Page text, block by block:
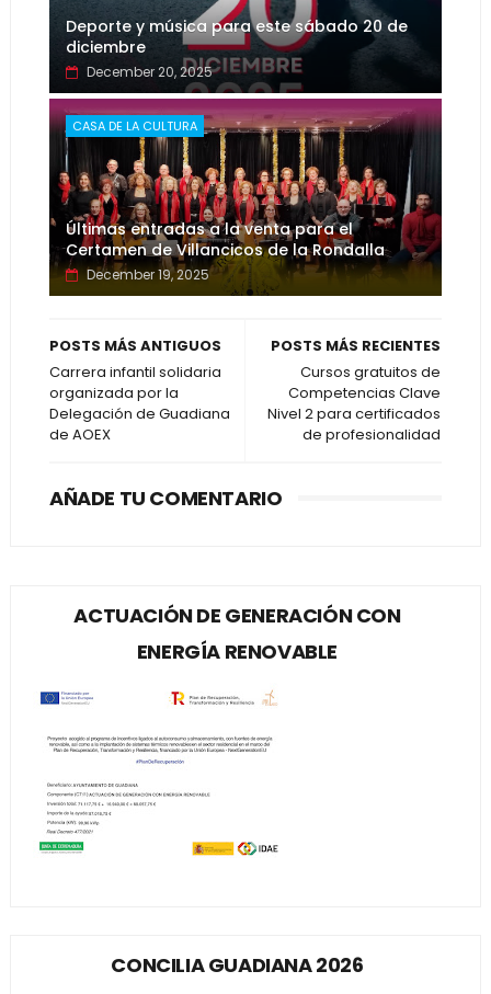
Deporte y música para este sábado 20 de
diciembre
December 20, 2025
CASA DE LA CULTURA
Últimas entradas a la venta para el
Certamen de Villancicos de la Rondalla
December 19, 2025
POSTS MÁS RECIENTES
Cursos gratuitos de
Competencias Clave
Nivel 2 para certificados
de profesionalidad
POSTS MÁS ANTIGUOS
Carrera infantil solidaria
organizada por la
Delegación de Guadiana
de AOEX
AÑADE TU COMENTARIO
ACTUACIÓN DE GENERACIÓN CON
ENERGÍA RENOVABLE
CONCILIA GUADIANA 2026